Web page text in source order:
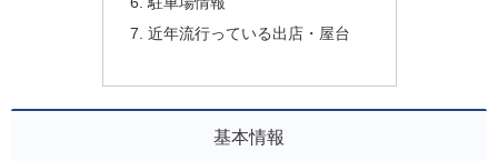
近年流行っている出店・屋台
基本情報